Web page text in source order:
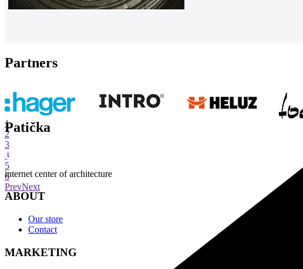
Partners
1
2
3
4
5
6
PrevNext
Patička
internet center of architecture
ABOUT
Our store
Contact
MARKETING